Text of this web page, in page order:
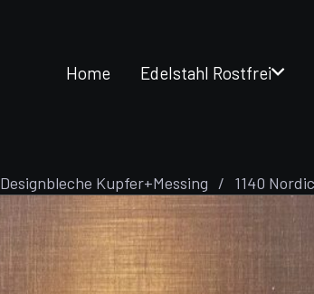
Home Edelstahl Rostfrei
Designbleche Kupfer+Messing / 1140